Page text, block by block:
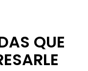
QUE